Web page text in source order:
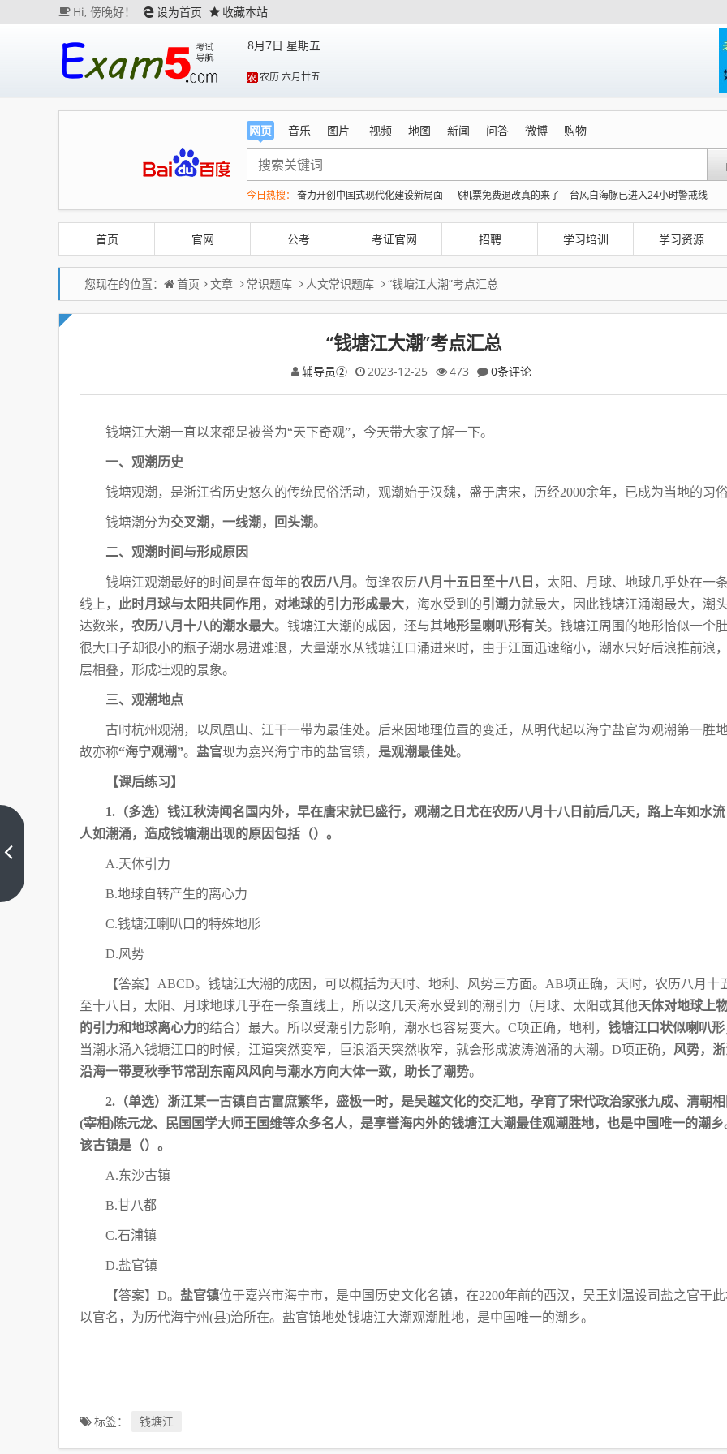
Hi, 傍晚好！ 设为首页 收藏本站
8月7日 星期五
农历 六月廿五
网页 音乐 图片 视频 地图 新闻 问答 微博 购物
今日热搜： 奋力开创中国式现代化建设新局面 飞机票免费退改真的来了
台风白海豚已进入24小时警戒线
未来五年中国民航重磅规划出炉
胡彦斌获《歌手2026》歌王 拼豆有多火 一公里内能有40家店
吴碧霞 降
《去你的岛》 观众哭崩
商家称1小时被20条差评后门店倒闭 百花奖开幕式 刘浩存独舞
首页 官网 公考 考证官网 招聘 学习培训 学习资源
您现在的位置： 首页 文章 常识题库 人文常识题库 “钱塘江大潮”考点汇总
“钱塘江大潮”考点汇总
辅导员② 2023-12-25 473 0条评论
钱塘江大潮一直以来都是被誉为“天下奇观”，今天带大家了解一下。
一、观潮历史
钱塘观潮，是浙江省历史悠久的传统民俗活动，观潮始于汉魏，盛于唐宋，历经2000余年，已成为当地的习俗
钱塘潮分为交叉潮，一线潮，回头潮。
二、观潮时间与形成原因
钱塘江观潮最好的时间是在每年的农历八月 。每逢农历八月十五日至十八日 ，太阳、月 球、地球几乎处在一
线上，
此时月球与太阳共同作用，对地球的引力形成最大，海水受到的引潮力就最大，因此钱塘江涌潮最大，潮
达数米， 农历八月十八的潮水最大。 钱塘江大潮的成因，还与其地形呈喇叭形有关。钱塘江周围的地形恰似一个
很大口子却很小的瓶子潮水易进难退，大量潮水从钱塘江口涌进来时，由于江面迅速缩小，潮水只好后浪推前浪
层相叠，形成壮观的景象。
三、观潮地点
古时杭州观潮，以凤凰山、江干一带为最佳处。后来因地理位置的变迁，从明代起以海宁盐官为观潮第一胜地
故亦称“海宁观潮”。 盐官现为嘉兴海宁市的盐官镇， 是观潮最佳处。
【课后练习】
1.（多选）钱江秋涛闻名国内外，早在唐宋就已盛行，观潮之日尤在农历八月十八日前后几天，路上车如水流
人如潮涌，造成钱塘潮出现的原因包括（）。
A.天体引力
B.地球自转产生的离心力
C.钱塘江喇叭口的特殊地形
D.风势
【答案】 ABCD。钱塘江大潮的成因，可以概括为天时、地利、风势三方面。AB项正确， 天时，农历八月十
至十八日，太阳、月球地球几乎在一条直线上，所以这几天海水受到 的潮引力（月球、太阳或其他天体对地球上
的引力和地球离心力的结合）最大。所以受潮引力影响，潮水也容易变大。C项正确，地利， 钱塘江口状似喇叭形
当潮水涌入钱塘江 口的时候，江道突然变窄，巨浪滔天突然收窄，就会形成波涛汹涌的大潮。D项正确， 风势，
沿海一带夏秋季节常刮东南风风向与潮水方向大体一致，助长了潮势。
2.（单选）浙江某一古镇自古富庶繁华，盛极一时，是吴越文化的交汇地，孕育了宋代政治家张九成、清朝相
(宰相)陈元龙、民国国学大师王国维等众多名人，是享誉海内外的钱塘江大潮最佳观潮胜地，也是中国唯一的潮乡
该古镇是（）。
A.东沙古镇
B.甘八都
C.石浦镇
D.盐官镇
【答案】 D。 盐官镇位于嘉兴市海宁市，是中国历史文化名镇，在2200年前的西汉，吴王刘温设司盐之官于
以官名，为历代海宁州(县)治所在。盐官镇地处钱塘江大潮观潮胜地，是中国唯一的潮乡。
标签： 钱塘江